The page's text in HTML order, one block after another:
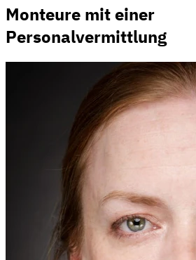
Monteure mit einer
Personalvermittlung